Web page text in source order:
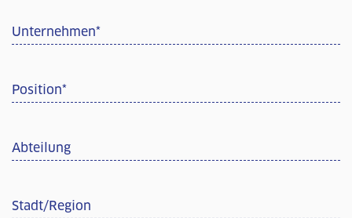
Unternehmen*
Position*
Abteilung
Stadt/Region